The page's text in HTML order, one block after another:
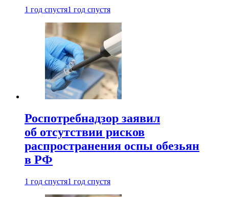
1 год спустя1 год спустя
Роспотребнадзор заявил
об отсутствии рисков
распространения оспы обезьян
в РФ
1 год спустя1 год спустя